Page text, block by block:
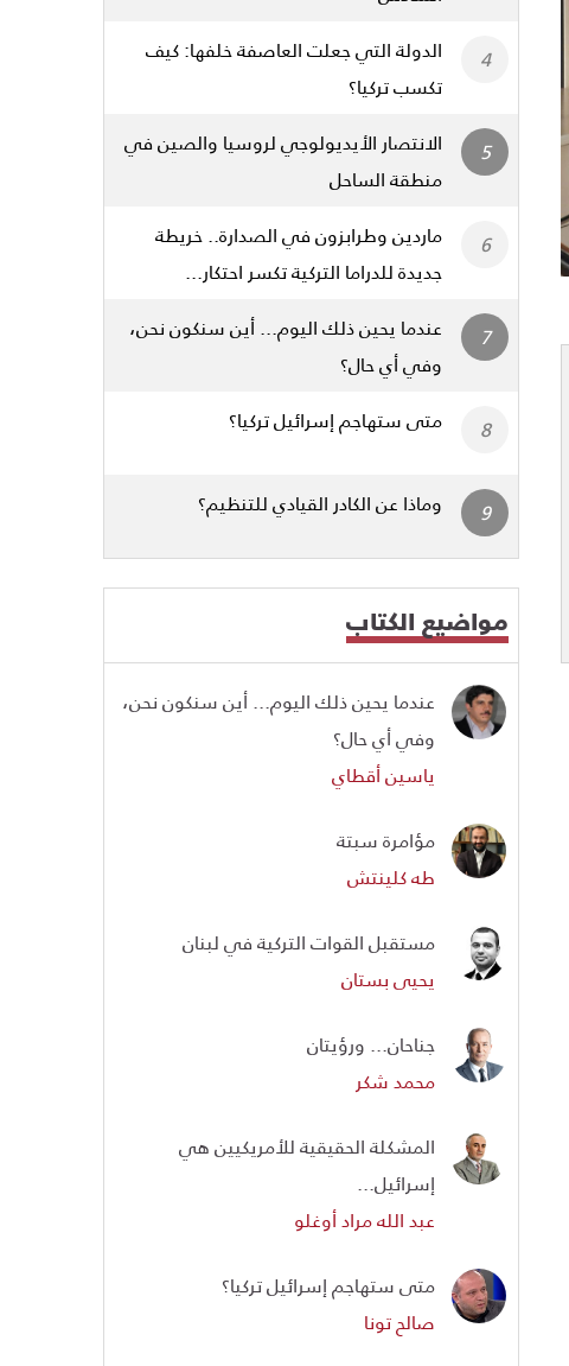
الدولة التي جعلت العاصفة خلفها: كيف
تكسب تركيا؟
الانتصار الأيديولوجي لروسيا والصين في
منطقة الساحل
ماردين وطرابزون في الصدارة.. خريطة
جديدة للدراما التركية تكسر احتكار...
عندما يحين ذلك اليوم... أين سنكون نحن،
وفي أي حال؟
متى ستهاجم إسرائيل تركيا؟
وماذا عن الكادر القيادي للتنظيم؟
مواضيع الكتاب
عندما يحين ذلك اليوم... أين سنكون نحن،
وفي أي حال؟
ياسين أقطاي
مؤامرة سبتة
طه كلينتش
مستقبل القوات التركية في لبنان
يحيى بستان
جناحان... ورؤيتان
محمد شكر
المشكلة الحقيقية للأمريكيين هي
إسرائيل...
عبد الله مراد أوغلو
متى ستهاجم إسرائيل تركيا؟
صالح تونا